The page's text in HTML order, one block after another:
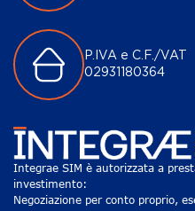
P.IVA e C.F./VAT
02931180364
Integrae SIM è autorizzata a
investimento:
Negoziazione per conto proprio,